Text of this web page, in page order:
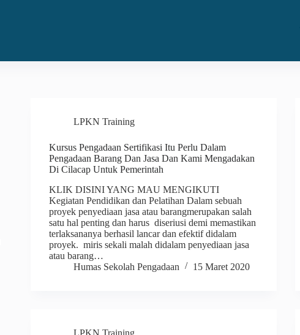
LPKN Training
Kursus Pengadaan Sertifikasi Itu Perlu Dalam
Pengadaan Barang Dan Jasa Dan Kami Mengadakan
Di Cilacap Untuk Pemerintah
KLIK DISINI YANG MAU MENGIKUTI
Kegiatan Pendidikan dan Pelatihan Dalam sebuah
proyek penyediaan jasa atau barangmerupakan salah
satu hal penting dan harus diseriusi demi memastikan
terlaksananya berhasil lancar dan efektif didalam
proyek. miris sekali malah didalam penyediaan jasa
atau barang…
Humas Sekolah Pengadaan
15 Maret 2020
LPKN Training